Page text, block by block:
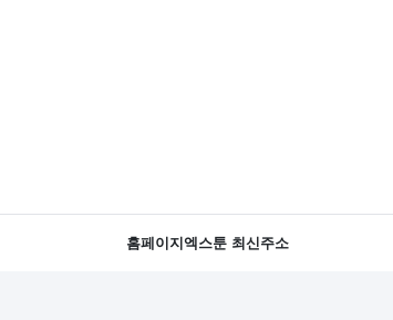
홈페이지 엑스툰 최신주소